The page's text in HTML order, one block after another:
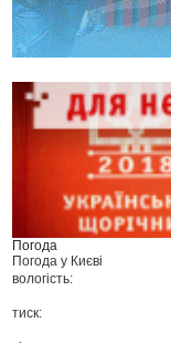
Погода
Погода у Києві
вологість:
тиск: